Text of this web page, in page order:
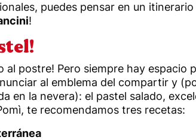
puedes pensar en un
!
al postre! Pero siempre hay
al emblema del compartir y
en la nevera): el pastel salado,
te recomendamos tres recetas: